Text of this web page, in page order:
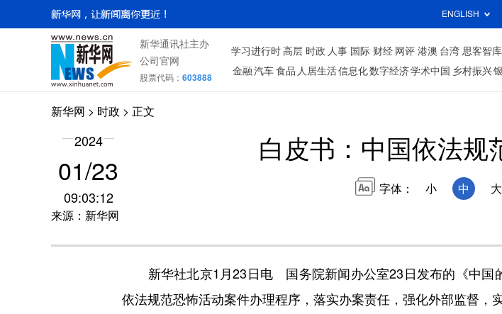
ENGLISH
新华通讯社主办
公司官网
股票代码： 603888
学习进行时 高层 时政 人事 国际 财经 网评 港澳 台湾 思客智库
金融 汽车 食品 人居生活信息化数字经济学术中国 乡村振兴
新华网 > 时政 > 正文
2024
01/23
09:03:12
来源：新华网
白皮书：中国依法规
字体： 小 中 大
新华社北京1月23日电 国务院新闻办公室23日发布的《中国
依法规范恐怖活动案件办理程序，落实办案责任，强化外部监督，